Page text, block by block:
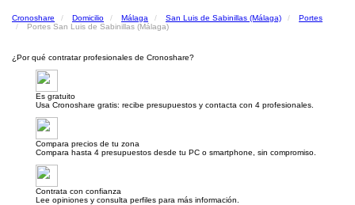
Cronoshare Domicilio Málaga San Luis de Sabinillas (Málaga)
Portes
Portes San Luis de Sabinillas (Málaga)
¿Por qué contratar profesionales de Cronoshare?
Es gratuito
Usa Cronoshare gratis: recibe presupuestos y contacta con 4 profesionales.
Compara precios de tu zona
Compara hasta 4 presupuestos desde tu PC o smartphone, sin compromiso.
Contrata con confianza
Lee opiniones y consulta perfiles para más información.